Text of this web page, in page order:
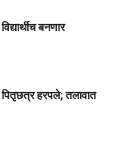
बनणार
पितृछत्र हरपले; तलावात